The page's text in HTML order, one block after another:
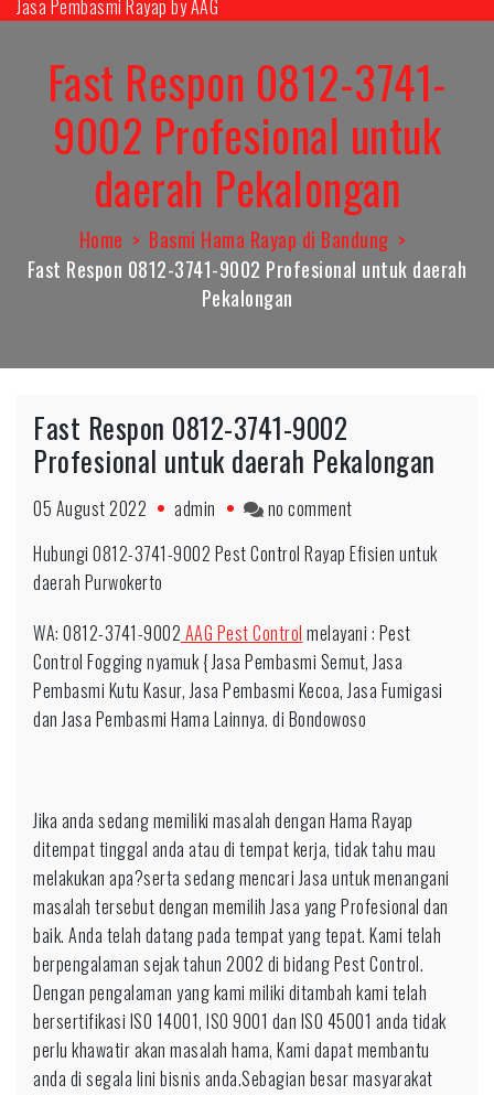
Skip
content
Jasa Pembasmi Rayap by AAG
Fast Respon 0812-3741-
9002 Profesional untuk
daerah Pekalongan
Home
Basmi Hama Rayap di Bandung
Fast Respon 0812-3741-9002 Profesional untuk daerah
Pekalongan
Fast Respon 0812-3741-9002
Profesional untuk daerah Pekalongan
05 August 2022 admin no commenton
Respon
3741-
9002
Profesional
Hubungi 0812-3741-9002 Pest Control Rayap Efisien untuk
daerah Purwokerto
WA: 0812-3741-9002 AAG Pest Control melayani : Pest
Control Fogging nyamuk { Jasa Pembasmi Semut, Jasa
Pembasmi Kutu Kasur, Jasa Pembasmi Kecoa, Jasa Fumigasi
dan Jasa Pembasmi Hama Lainnya. di Bondowoso
Jika anda sedang memiliki masalah dengan Hama Rayap
ditempat tinggal anda atau di tempat kerja, tidak tahu mau
melakukan apa?serta sedang mencari Jasa untuk menangani
masalah tersebut dengan memilih Jasa yang Profesional dan
baik. Anda telah datang pada tempat yang tepat. Kami telah
berpengalaman sejak tahun 2002 di bidang Pest Control.
Dengan pengalaman yang kami miliki ditambah kami telah
bersertifikasi ISO 14001, ISO 9001 dan ISO 45001 anda tidak
perlu khawatir akan masalah hama, Kami dapat membantu
anda di segala lini bisnis anda.Sebagian besar masyarakat